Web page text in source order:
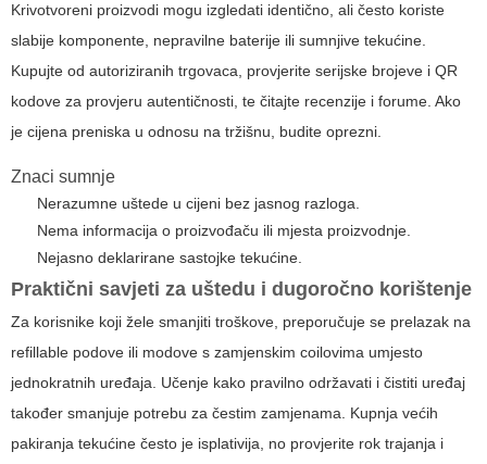
Krivotvoreni proizvodi mogu izgledati identično, ali često koriste
slabije komponente, nepravilne baterije ili sumnjive tekućine.
Kupujte od autoriziranih trgovaca, provjerite serijske brojeve i QR
kodove za provjeru autentičnosti, te čitajte recenzije i forume. Ako
je cijena preniska u odnosu na tržišnu, budite oprezni.
Znaci sumnje
Nerazumne uštede u cijeni bez jasnog razloga.
Nema informacija o proizvođaču ili mjesta proizvodnje.
Nejasno deklarirane sastojke tekućine.
Praktični savjeti za uštedu i dugoročno korištenje
Za korisnike koji žele smanjiti troškove, preporučuje se prelazak na
refillable podove ili modove s zamjenskim coilovima umjesto
jednokratnih uređaja. Učenje kako pravilno održavati i čistiti uređaj
također smanjuje potrebu za čestim zamjenama. Kupnja većih
pakiranja tekućine često je isplativija, no provjerite rok trajanja i